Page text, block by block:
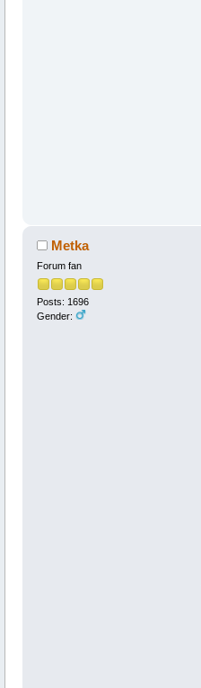
Metka
Forum fan
Posts: 1696
Gender: